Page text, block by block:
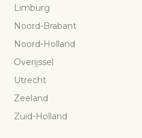
Limburg
Noord-Brabant
Noord-Holland
Overijssel
Utrecht
Zeeland
Zuid-Holland